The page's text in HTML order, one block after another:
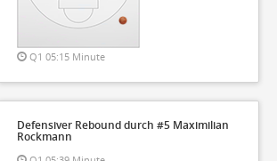
Q1 05:15 Minute
Defensiver Rebound durch #5 Maximilian
Rockmann